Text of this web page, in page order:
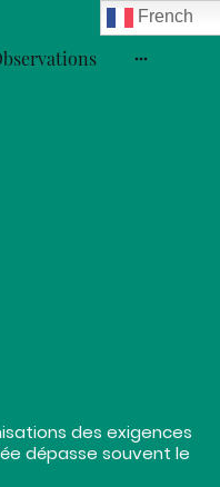
des exigences
dépasse souvent le
French